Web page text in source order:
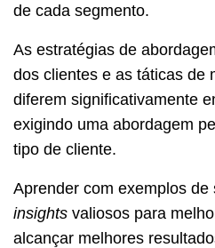
de cada segmento.
As estratégias de
dos clientes e as táticas de
diferem significativamente
exigindo uma abordagem
tipo de cliente.
Aprender com exemplos
insights valiosos para
alcançar melhores